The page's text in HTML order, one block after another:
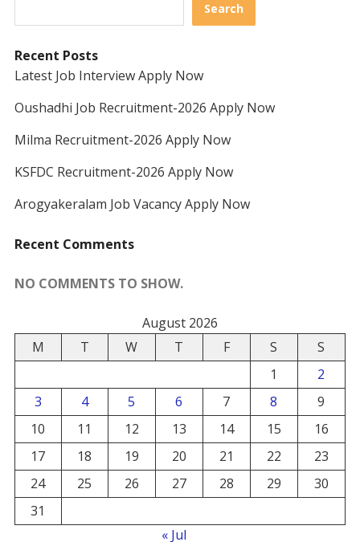
Search
Recent Posts
Latest Job Interview Apply Now
Oushadhi Job Recruitment-2026 Apply Now
Milma Recruitment-2026 Apply Now
KSFDC Recruitment-2026 Apply Now
Arogyakeralam Job Vacancy Apply Now
Recent Comments
NO COMMENTS TO SHOW.
August 2026
M
T W T F S
S
1
2
3
4 5 6 7 8
9
10
11 12 13 14 15
16
17
18 19 20 21 22
23
24
25 26 27 28 29
30
31
« Jul